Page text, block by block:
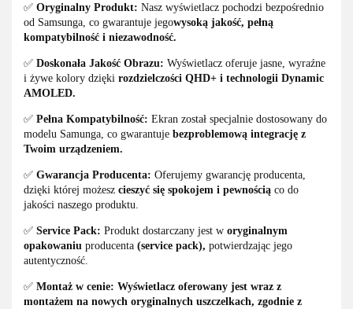
✅ Oryginalny Produkt: Nasz wyświetlacz pochodzi bezpośrednio
od Samsunga, co gwarantuje jegowysoką jakość, pełną
kompatybilność i niezawodność.
✅ Doskonała Jakość Obrazu: Wyświetlacz oferuje jasne, wyraźne
i żywe kolory dzięki rozdzielczości QHD+ i technologii Dynamic
AMOLED.
✅ Pełna Kompatybilność: Ekran został specjalnie dostosowany do
modelu Samunga, co gwarantuje bezproblemową integrację z
Twoim urządzeniem.
✅ Gwarancja Producenta: Oferujemy gwarancję producenta,
dzięki której możesz cieszyć się spokojem i pewnością co do
jakości naszego produktu.
✅ Service Pack: Produkt dostarczany jest w oryginalnym
opakowaniu producenta (service pack), potwierdzając jego
autentyczność.
✅ Montaż w cenie: Wyświetlacz oferowany jest wraz z
montażem na nowych oryginalnych uszczelkach, zgodnie z